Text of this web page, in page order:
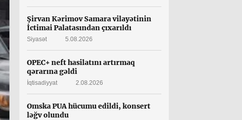
Şirvan Kərimov Samara vilayətinin
İctimai Palatasından çıxarıldı
Siyasət 5.08.2026
OPEC+ neft hasilatını artırmaq
qərarına gəldi
İqtisadiyyat 2.08.2026
Omska PUA hücumu edildi, konsert
ləğv olundu